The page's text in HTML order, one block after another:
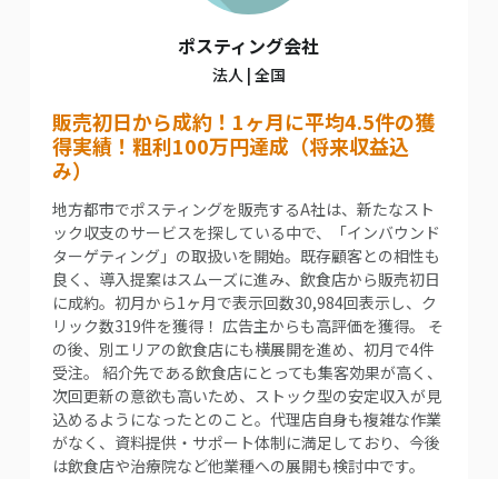
ポスティング会社
法人 | 全国
販売初日から成約！1ヶ月に平均4.5件の獲
得実績！粗利100万円達成（将来収益込
み）
地方都市でポスティングを販売するA社は、新たなスト
ック収支のサービスを探している中で、「インバウンド
ターゲティング」の取扱いを開始。既存顧客との相性も
良く、導入提案はスムーズに進み、飲食店から販売初日
に成約。初月から1ヶ月で表示回数30,984回表示し、ク
リック数319件を獲得！ 広告主からも高評価を獲得。 そ
の後、別エリアの飲食店にも横展開を進め、初月で4件
受注。 紹介先である飲食店にとっても集客効果が高く、
次回更新の意欲も高いため、ストック型の安定収入が見
込めるようになったとのこと。代理店自身も複雑な作業
がなく、資料提供・サポート体制に満足しており、今後
は飲食店や治療院など他業種への展開も検討中です。